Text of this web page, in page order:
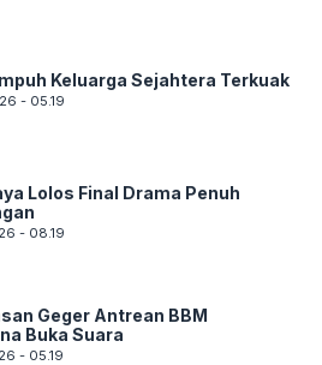
Keluarga Sejahtera Terkuak
- 05.19
Lolos Final Drama Penuh
- 08.19
Geger Antrean BBM
Buka Suara
- 05.19